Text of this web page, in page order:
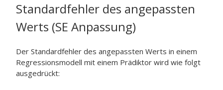
Standardfehler des angepassten
Werts (SE Anpassung)
Der Standardfehler des angepassten Werts in einem
Regressionsmodell mit einem Prädiktor wird wie folgt
ausgedrückt: